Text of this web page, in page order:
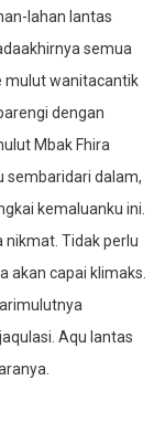
lahan lantas
semua
mulut wanitacantik
dengan
Mbak Fhira
sembaridari dalam,
kemaluanku ini.
nikmat. Tidak perlu
akan capai klimaks.
Aqu lantas